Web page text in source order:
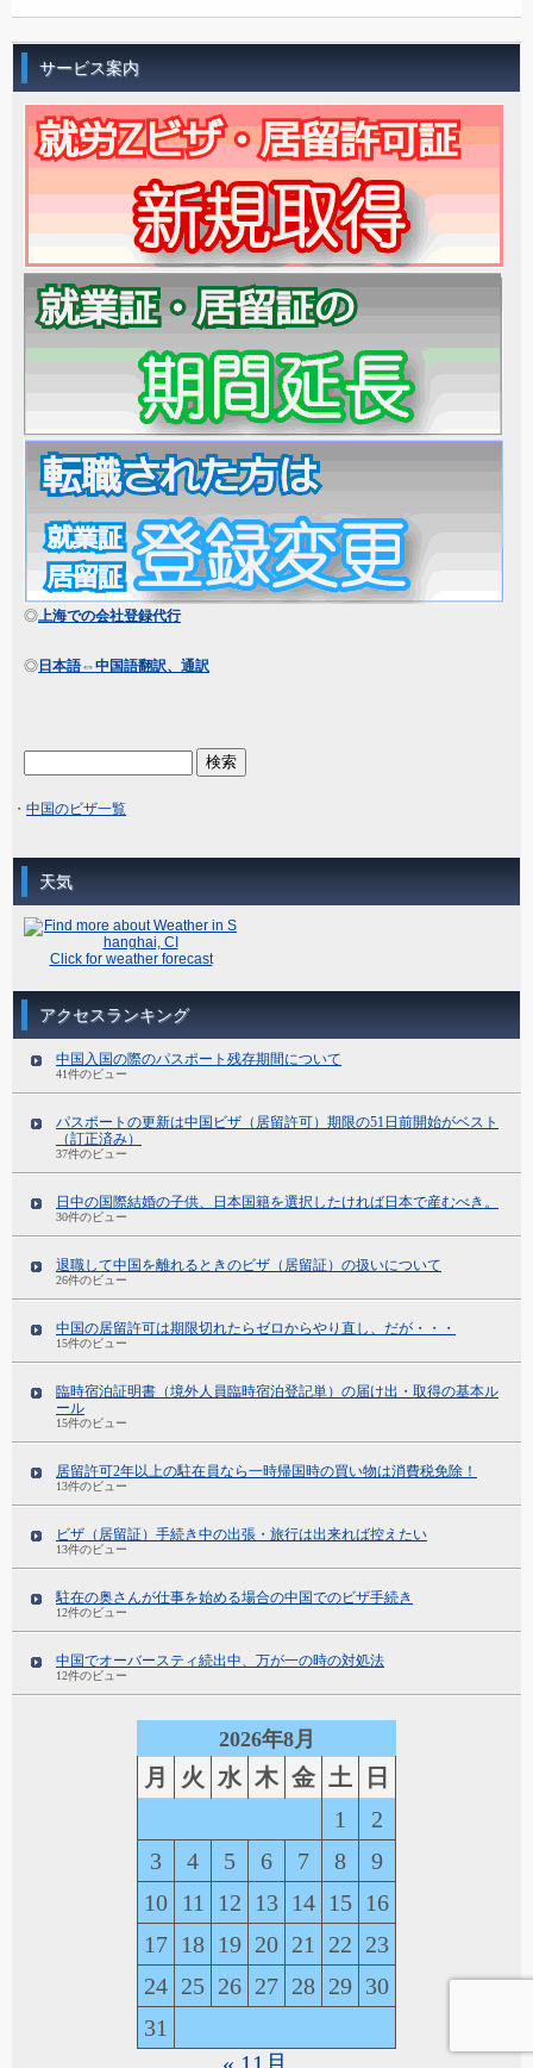
サービス案内
◎上海での会社登録代行
◎ 日本語⇔中国語翻訳、通訳
・ 中国のビザ一覧
天気
Click for weather forecast
アクセスランキング
中国入国の際のパスポート残存期間について
41件のビュー
パスポートの更新は中国ビザ（居留許可）期限の51日前開始がベスト
（訂正済み）
37件のビュー
日中の国際結婚の子供、日本国籍を選択したければ日本で産むべき。
30件のビュー
退職して中国を離れるときのビザ（居留証）の扱いについて
26件のビュー
中国の居留許可は期限切れたらゼロからやり直し、だが・・・
15件のビュー
臨時宿泊証明書（境外人員臨時宿泊登記単）の届け出・取得の基本ル
ール
15件のビュー
居留許可2年以上の駐在員なら一時帰国時の買い物は消費税免除！
13件のビュー
ビザ（居留証）手続き中の出張・旅行は出来れば控えたい
13件のビュー
駐在の奥さんが仕事を始める場合の中国でのビザ手続き
12件のビュー
中国でオーバースティ続出中、万が一の時の対処法
12件のビュー
2026年8月
月 火 水 木 金 土
日
1
2
3
4 5 6 7 8
9
10
11 12 13 14 15 16
17 18 19 20 21 22 23
24 25 26 27 28 29 30
31